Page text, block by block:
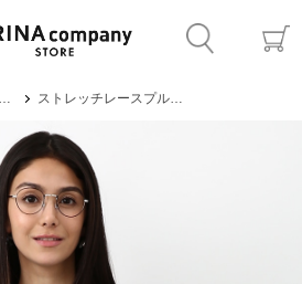
ストレッチレースプルオーバー